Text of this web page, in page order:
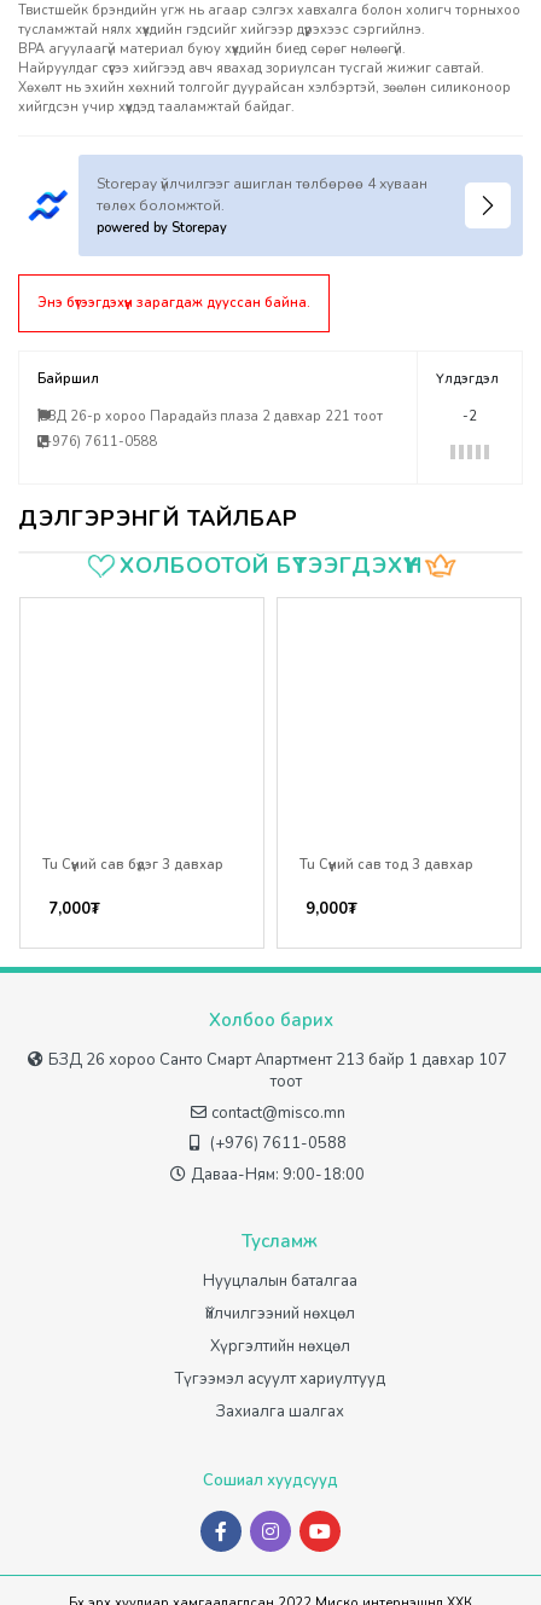
Твистшейк брэндийн угж нь агаар сэлгэх хавхалга болон холигч торныхоо
тусламжтай нялх хүүхдийн гэдсийг хийгээр дүүрэхээс сэргийлнэ.
BPA агуулаагүй материал буюу хүүхдийн биед сөрөг нөлөөгүй.
Найруулдаг сүүгээ хийгээд авч явахад зориулсан тусгай жижиг савтай.
Хөхөлт нь эхийн хөхний толгойг дуурайсан хэлбэртэй, зөөлөн силиконоор
хийгдсэн учир хүүхдэд тааламжтай байдаг.
Storepay үйлчилгээг ашиглан төлбөрөө 4 хуваан
төлөх боломжтой.
powered by Storepay
Энэ бүтээгдэхүүн зарагдаж дууссан байна.
Байршил
БЗД 26-р хороо Парадайз плаза 2 давхар 221 тоот
(+976) 7611-0588
Үлдэгдэл
-2
ҮзүүлэлтүүдХОЛБООТОЙ БҮТЭЭГДЭХҮҮН
Tu Сүүний сав бүдэг 3 давхар
7,000₮
Tu Сүүний сав тод 3 давхар
9,000₮
Холбоо барих
БЗД 26 хороо Санто Смарт Апартмент 213 байр 1 давхар 107
тоот
contact@misco.mn
(+976) 7611-0588
Даваа-Ням: 9:00-18:00
Тусламж
Нууцлалын баталгаа
Үйлчилгээний нөхцөл
Хүргэлтийн нөхцөл
Түгээмэл асуулт хариултууд
Захиалга шалгах
Сошиал хуудсууд